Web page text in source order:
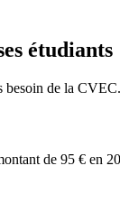
étudiants
besoin de la CVEC.
de 95 € en